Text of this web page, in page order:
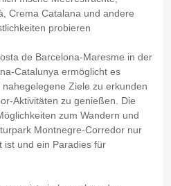
Crema Catalana und andere
probieren
de Barcelona-Maresme in der
Catalunya ermöglicht es
Ziele zu erkunden
Aktivitäten zu genießen. Die
zum Wandern und
Montnegre-Corredor nur
ist und ein Paradies für